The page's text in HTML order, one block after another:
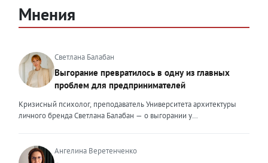
Мнения
Светлана Балабан
Выгорание превратилось в одну из главных
проблем для предпринимателей
Кризисный психолог, преподаватель Университета архитектуры
личного бренда Светлана Балабан — о выгорании у
проблемой, однако выгорание у предпринимателей заметно
отличается от выгорания у наёмных сотрудников. Наёмный
Ангелина Веретенченко